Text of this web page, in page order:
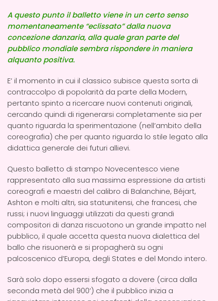
A questo punto il balletto viene in un certo senso
momentaneamente “eclissato” dalla nuova
concezione danzaria, alla quale gran parte del
pubblico mondiale sembra rispondere in maniera
alquanto positiva.
E’ il momento in cui il classico subisce questa sorta di
contraccolpo di popolarità da parte della Modern,
pertanto spinto a ricercare nuovi contenuti originali,
cercando quindi di rigenerarsi completamente sia per
quanto riguarda la sperimentazione (nell’ambito della
coreografia) che per quanto riguarda lo stile legato alla
didattica generale dei futuri allievi.
Questo balletto di stampo Novecentesco viene
rappresentato alla sua massima espressione da artisti
coreografi e maestri del calibro di Balanchine, Béjart,
Ashton e molti altri, sia statunitensi, che francesi, che
russi; i nuovi linguaggi utilizzati da questi grandi
compositori di danza riscuotono un grande impatto nel
pubblico, il quale accetta questa nuova dialettica del
ballo che risuonerà e si propagherà su ogni
palcoscenico d’Europa, degli States e del Mondo intero.
Sarà solo dopo essersi sfogato a dovere (circa dalla
seconda metà del 900’) che il pubblico inizia a